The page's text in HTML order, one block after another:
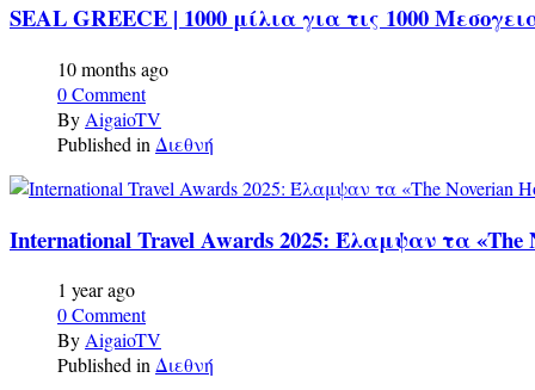
SEAL GREECE | 1000 μίλια για τις 1000
10 months ago
0 Comment
By AigaioTV
Published in Διεθνή
International Travel Awards 2025: Έλαμψαν τα «The
1 year ago
0 Comment
ByAigaioTV
Published inΔιεθνή